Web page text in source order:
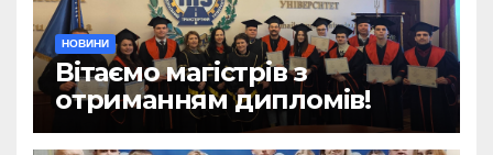
НОВИНИ
Вітаємо магістрів з
отриманням дипломів!